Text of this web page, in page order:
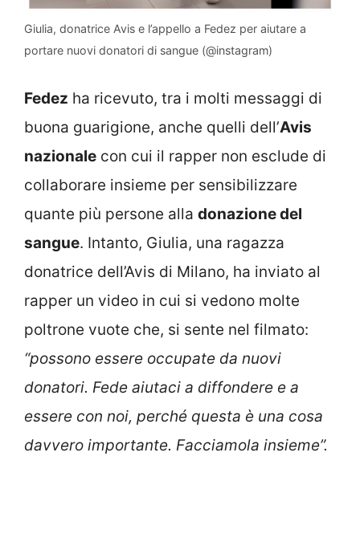
Giulia, donatrice Avis e l’appello a Fedez per aiutare a
portare nuovi donatori di sangue (@instagram)
Fedez ha ricevuto, tra i molti messaggi di
buona guarigione, anche quelli dell’Avis
nazionale con cui il rapper non esclude di
collaborare insieme per sensibilizzare
quante più persone alla donazione del
sangue. Intanto, Giulia, una ragazza
donatrice dell’Avis di Milano, ha inviato al
rapper un video in cui si vedono molte
poltrone vuote che, si sente nel filmato:
“possono essere occupate da nuovi
donatori. Fede aiutaci a diffondere e a
essere con noi, perché questa è una cosa
davvero importante. Facciamola insieme”.